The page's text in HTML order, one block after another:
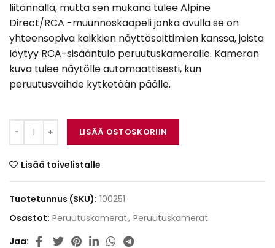
liitännällä, mutta sen mukana tulee Alpine
Direct/RCA -muunnoskaapeli jonka avulla se on
yhteensopiva kaikkien näyttösoittimien kanssa, joista
löytyy RCA-sisääntulo peruutuskameralle. Kameran
kuva tulee näytölle automaattisesti, kun
peruutusvaihde kytketään päälle.
Alpine HCE-CS1100 määrä
LISÄÄ OSTOSKORIIN
Lisää toivelistalle
Tuotetunnus (SKU): 100251
Osastot: Peruutuskamerat, Peruutuskamerat
Jaa